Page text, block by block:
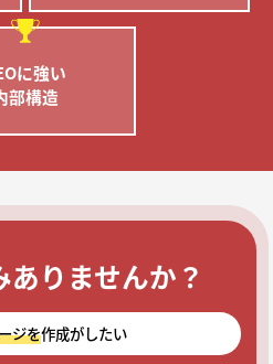
に強い
部構造
りませんか？
ジを作成がしたい